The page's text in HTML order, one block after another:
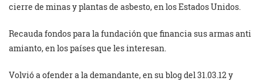
cierre de minas y plantas de asbesto, en los Estados Unidos.
Recauda fondos para la fundación que financia sus armas anti
amianto, en los países que les interesan.
Volvió a ofender a la demandante, en su blog del 31.03.12 y